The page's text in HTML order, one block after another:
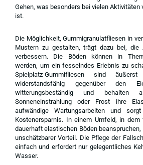
Gehen, was besonders bei vielen Aktivitäten
ist.
Die Möglichkeit, Gummigranulatfliesen in
Mustern zu gestalten, trägt dazu bei,
verbessern. Die Böden können in
werden, um ein fesselndes Erlebnis zu
Spielplatz-Gummifliesen sind
widerstandsfähig gegenüber den
witterungsbeständig und behalten
Sonneneinstrahlung oder Frost ihre
aufwändige Wartungsarbeiten und
Kostenersparnis. In einem Umfeld, in
dauerhaft elastischen Böden
unschätzbarer Vorteil. Die Pflege der
einfach und erfordert nur gelegentliches
Wasser.